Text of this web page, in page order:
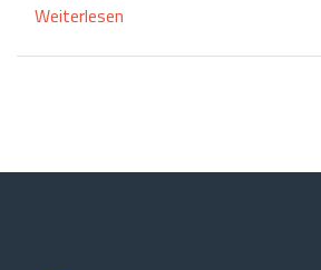
Weiterlesen
festen